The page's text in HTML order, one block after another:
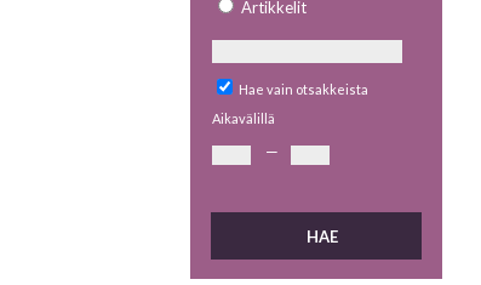
Artikkelit
Hae vain otsakkeista
Aikavälillä
—